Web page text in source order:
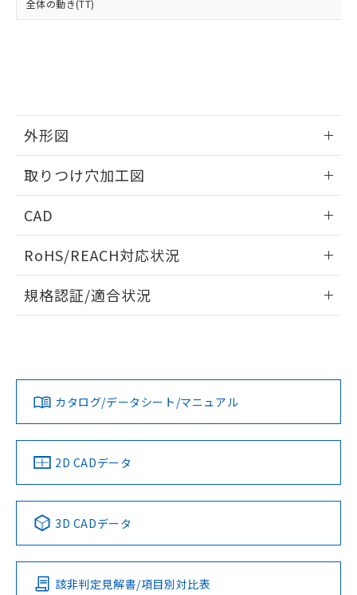
全体の動き(TT)
外形図
取りつけ穴加工図
CAD
ドすることができます。
ログイン/会員登録
ダウンロードデータをご利用いただく前に、以下を必ずお読
みください。
ソフトウェアの使用条件
RoHS/REACH対応状況
EU RoHS 注意事項・凡例
対応済み
中国 RoHS 注意事項・凡例
Pb Hg Cd Cr(VI)
O
規格認証/適合状況
カタログ/データシート/マニュアル
2D CADデータ
3D CADデータ
該非判定見解書/項目別対比表
荷製品に未対応品が混在することから備考